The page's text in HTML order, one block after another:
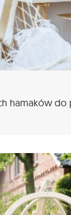
hamaków do